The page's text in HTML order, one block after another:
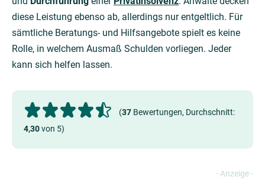
diese Leistung ebenso ab, allerdings nur entgeltlich. Für
sämtliche Beratungs- und Hilfsangebote spielt es keine
Rolle, in welchem Ausmaß Schulden vorliegen. Jeder
kann sich helfen lassen.
(37 Bewertungen, Durchschnitt:
4,30von 5)